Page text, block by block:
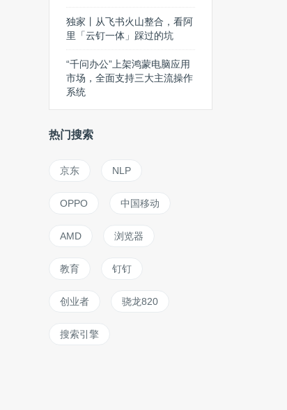
独家丨从飞书火山整合，看阿
里「云钉一体」踩过的坑
“千问办公”上架鸿蒙电脑应用
市场，全面支持三大主流操作
系统
热门搜索
京东 NLP
OPPO 中国移动
AMD 浏览器
教育 钉钉
创业者 骁龙820
搜索引擎